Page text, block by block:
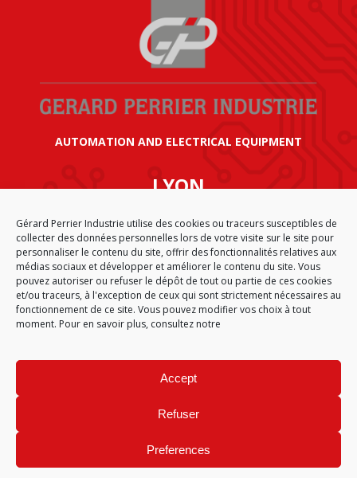
Gérard Perrier Industrie utilise des cookies ou traceurs susceptibles de
collecter des données personnelles lors de votre visite sur le site pour
personnaliser le contenu du site, offrir des fonctionnalités relatives aux
médias sociaux et développer et améliorer le contenu du site. Vous
pouvez autoriser ou refuser le dépôt de tout ou partie de ces cookies
et/ou traceurs, à l'exception de ceux qui sont strictement nécessaires au
fonctionnement de ce site. Vous pouvez modifier vos choix à tout
moment. Pour en savoir plus, consultez notre
Accept
Refuser
Preferences
AUTOMATION AND ELECTRICAL EQUIPMENT
LYON
AIRPARC – 160 rue de Norvège
CS 50009
69125 LYON AÉROPORT SAINT EXUPÉRY
FRANCE
Site réalisé par